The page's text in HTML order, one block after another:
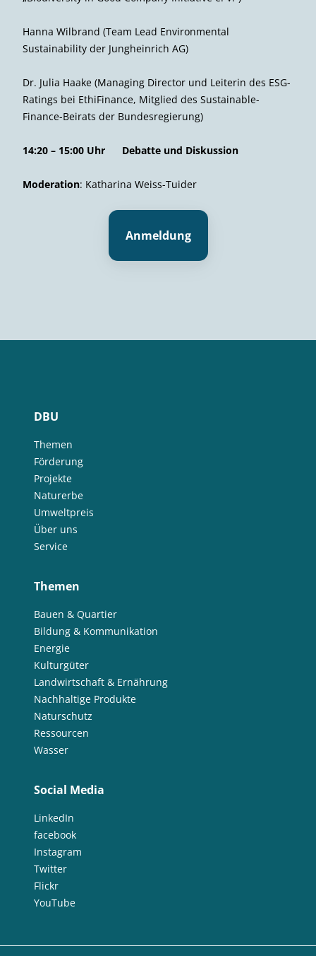
Hanna Wilbrand (Team Lead Environmental
Sustainability der Jungheinrich AG)
Dr. Julia Haake (Managing Director und Leiterin des ESG-
Ratings bei EthiFinance, Mitglied des Sustainable-
Finance-Beirats der Bundesregierung)
14:20 – 15:00 Uhr Debatte und Diskussion
Moderation: Katharina Weiss-Tuider
Anmeldung
DBU
Themen
Förderung
Projekte
Naturerbe
Umweltpreis
Über uns
Service
Themen
Bauen & Quartier
Bildung & Kommunikation
Energie
Kulturgüter
Landwirtschaft & Ernährung
Nachhaltige Produkte
Naturschutz
Ressourcen
Wasser
Social Media
LinkedIn
facebook
Instagram
Twitter
Flickr
YouTube